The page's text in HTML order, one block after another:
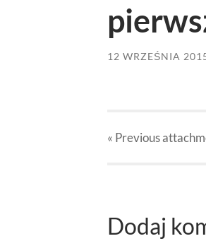
12 WRZEŚNIA
« Previous
Dodaj